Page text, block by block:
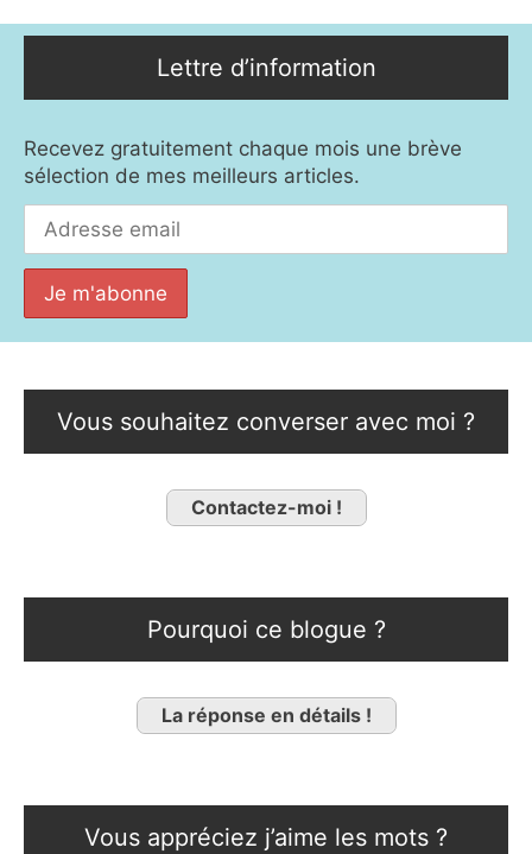
Lettre d’information
Recevez gratuitement chaque mois une brève
sélection de mes meilleurs articles.
Vous souhaitez converser avec moi ?
Contactez-moi !
Pourquoi ce blogue ?
La réponse en détails !
Vous appréciez j’aime les mots ?